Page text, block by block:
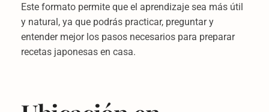
Este formato permite que el aprendizaje sea más útil
y natural, ya que podrás practicar, preguntar y
entender mejor los pasos necesarios para preparar
recetas japonesas en casa.